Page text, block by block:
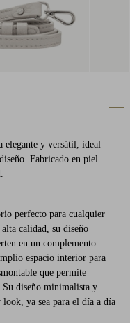
elegante y versátil, ideal
Fabricado en piel
perfecto para cualquier
calidad, su diseño
en un complemento
espacio interior para
que permite
diseño minimalista y
ya sea para el día a día